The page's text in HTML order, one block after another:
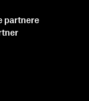
partnere